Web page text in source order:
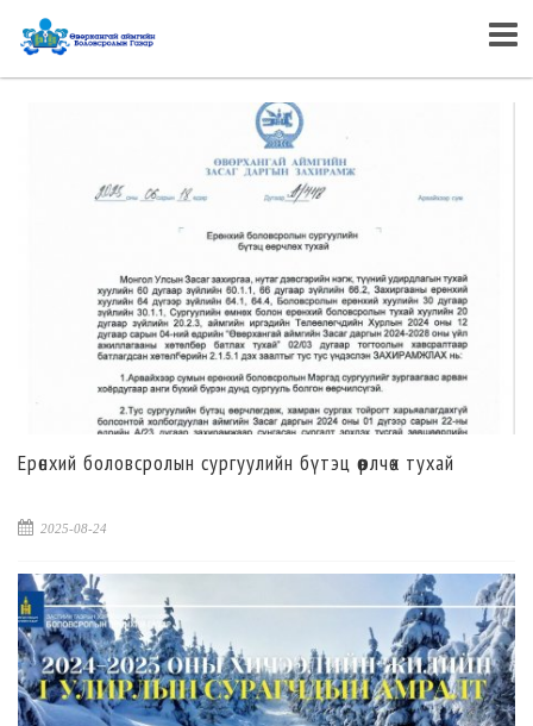
Ерөнхий боловсролын сургуулийн бүтэц өөрлчөх тухай
2025-08-24